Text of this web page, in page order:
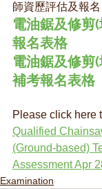
師資歷評估及報
電油鋸及修剪
報名表格
電油鋸及修剪
補考報名表格
Please click here
Qualified
(Ground-based)
Assessment Apr
Examination